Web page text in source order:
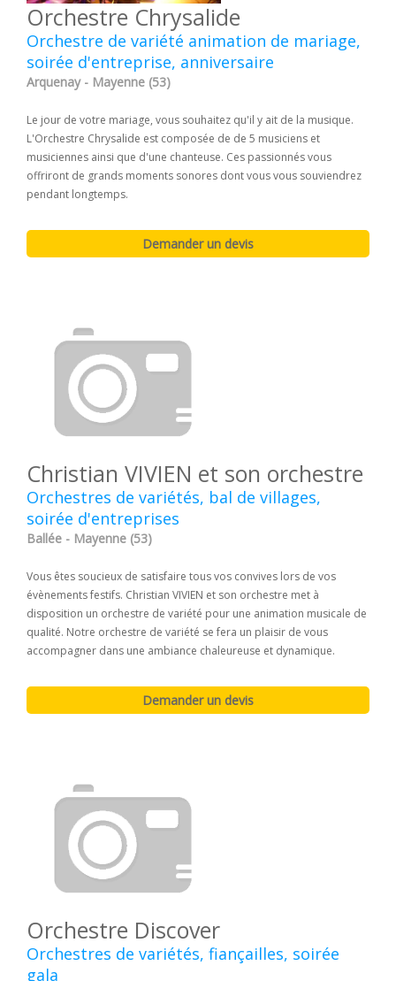
Orchestre Chrysalide
Orchestre de variété animation de mariage,
soirée d'entreprise, anniversaire
Arquenay - Mayenne (53)
Le jour de votre mariage, vous souhaitez qu'il y ait de la musique.
L'Orchestre Chrysalide est composée de de 5 musiciens et
musiciennes ainsi que d'une chanteuse. Ces passionnés vous
offriront de grands moments sonores dont vous vous souviendrez
pendant longtemps.
Christian VIVIEN et son orchestre
Orchestres de variétés, bal de villages,
soirée d'entreprises
Ballée - Mayenne (53)
Vous êtes soucieux de satisfaire tous vos convives lors de vos
évènements festifs. Christian VIVIEN et son orchestre met à
disposition un orchestre de variété pour une animation musicale de
qualité. Notre orchestre de variété se fera un plaisir de vous
accompagner dans une ambiance chaleureuse et dynamique.
Orchestre Discover
Orchestres de variétés, fiançailles, soirée
gala